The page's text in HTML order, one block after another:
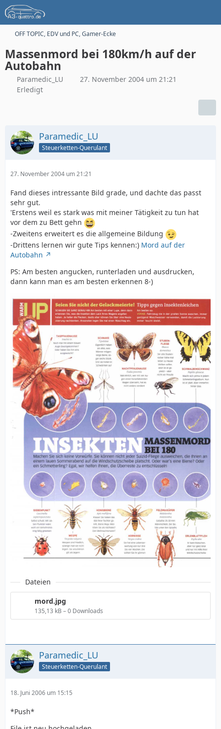
OFF TOPIC, EDV und PC, Gamer-Ecke
Massenmord bei 180km/h auf der
Autobahn
Paramedic_LU
27. November 2004 um 21:21
Erledigt
Paramedic_LU
Steuerketten-Querulant
27. November 2004 um 21:21
Fand dieses intressante Bild grade, und dachte das passt
sehr gut.
'Erstens weil es stark was mit meiner Tätigkeit zu tun hat
vor dem zu Bett gehn
-Zweitens erweitert es die allgemeine Bildung
-Drittens lernen wir gute Tips kennen:) Mord auf der
Autobahn
PS: Am besten angucken, runterladen und ausdrucken,
dann kann man es am besten erkennen 8-)
Dateien
mord.jpg
135,13 kB – 0 Downloads
Paramedic_LU
Steuerketten-Querulant
18. Juni 2006 um 15:15
*Push*